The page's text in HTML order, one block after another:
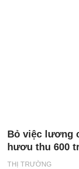
THỊ TRƯỜNG
Bỏ việc lương
hươu thu 600